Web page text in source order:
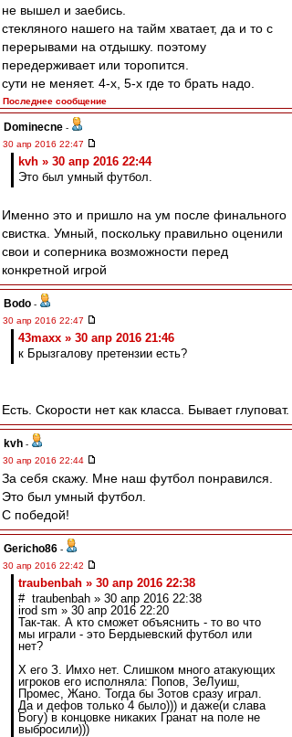
не вышел и заебись.
стекляного нашего на тайм хватает, да и то с
перерывами на отдышку. поэтому
передерживает или торопится.
сути не меняет. 4-х, 5-х где то брать надо.
Последнее сообщение
Dominecne -
30 апр 2016 22:47
kvh » 30 апр 2016 22:44
Это был умный футбол.
Именно это и пришло на ум после финального
свистка. Умный, поскольку правильно оценили
свои и соперника возможности перед
конкретной игрой
Bodo -
30 апр 2016 22:47
43maxx » 30 апр 2016 21:46
к Брызгалову претензии есть?
Есть. Скорости нет как класса. Бывает глуповат.
kvh -
30 апр 2016 22:44
За себя скажу. Мне наш футбол понравился.
Это был умный футбол.
С победой!
Gericho86 -
30 апр 2016 22:42
traubenbah » 30 апр 2016 22:38
# traubenbah » 30 апр 2016 22:38
irod sm » 30 апр 2016 22:20
Так-так. А кто сможет объяснить - то во что
мы играли - это Бердыевский футбол или
нет?
Х его З. Имхо нет. Слишком много атакующих
игроков его исполняла: Попов, ЗеЛуиш,
Промес, Жано. Тогда бы Зотов сразу играл.
Да и дефов только 4 было))) и даже(и слава
Богу) в концовке никаких Гранат на поле не
выбросили)))